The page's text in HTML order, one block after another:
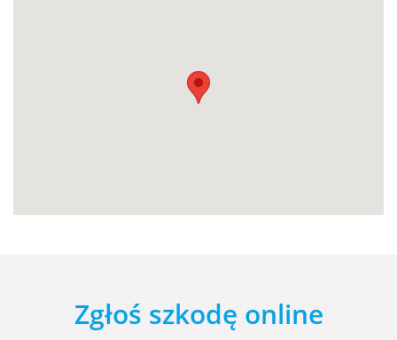
Zgłoś szkodę online